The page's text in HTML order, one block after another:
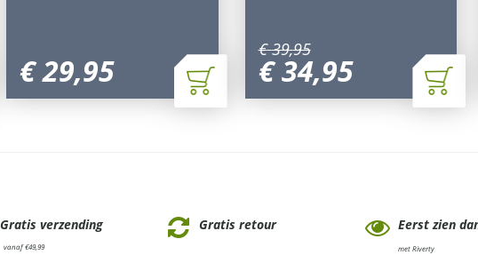
€29,95
€ 39,95
€34,95
Gratis verzending
vanaf €49,99
Gratis retour Eerst zien
met Riverty